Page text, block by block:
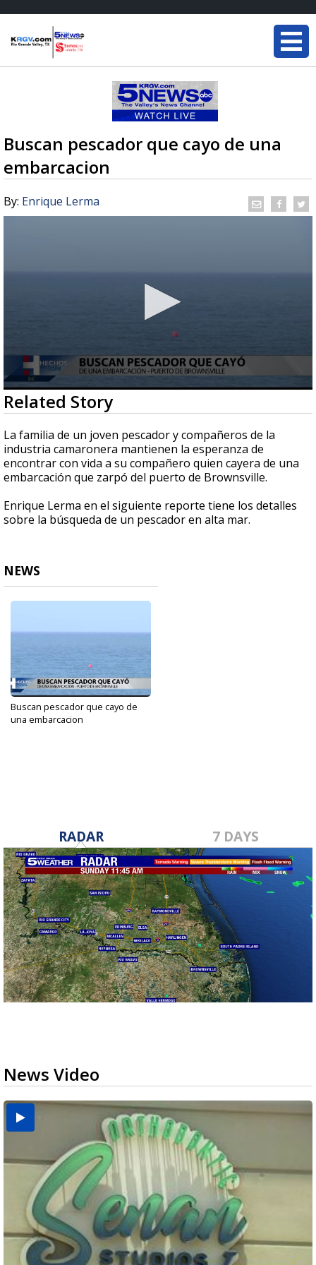
Buscan pescador que cayo de una
embarcacion
By: Enrique Lerma
0
seconds
of
2
minutes,
55
seconds
Related Story
La familia de un joven pescador y compañeros de la
industria camaronera mantienen la esperanza de
encontrar con vida a su compañero quien cayera de una
embarcación que zarpó del puerto de Brownsville.
Enrique Lerma en el siguiente reporte tiene los detalles
sobre la búsqueda de un pescador en alta mar.
NEWS
Buscan pescador que cayo de
una embarcacion
RADAR 7 DAYS
News Video